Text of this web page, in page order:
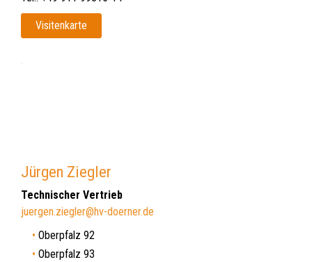
Visitenkarte
Jürgen Ziegler
Technischer Vertrieb
juergen.ziegler@hv-doerner.de
Oberpfalz 92
Oberpfalz 93